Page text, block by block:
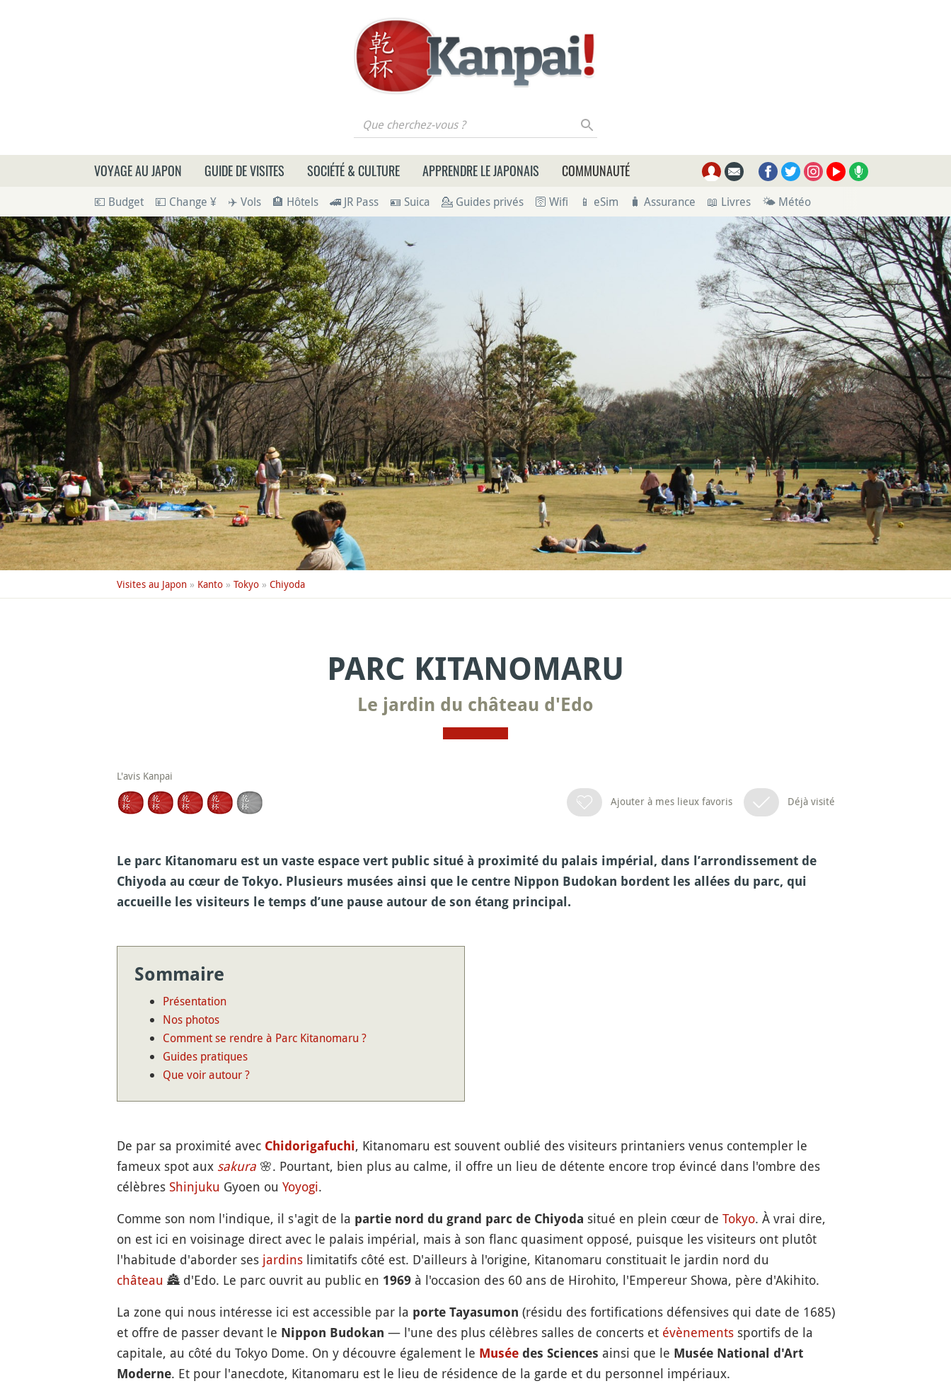
Que cherchez-vous ?
VOYAGE AU JAPON GUIDE DE VISITES SOCIÉTÉ & CULTURE APPRENDRE LE JAPONAIS COMMUNAUTÉ
💶 Budget 💴 Change ¥ ✈️ Vols 🏨 Hôtels 🚄 JR Pass 🪪 Suica 💁 Guides privés 🛜 Wifi 📱 eSim 🧳 Assurance 📖 Livres 🌤 Météo
Visites au Japon» Kanto» Tokyo» Chiyoda
PARC KITANOMARU
Le jardin du château d'Edo
L'avis Kanpai
Ajouter à mes lieux favoris
Déjà visité
Le parc Kitanomaru est un vaste espace vert public situé à proximité du palais impérial, dans l’arrondissement de
Chiyoda au cœur de Tokyo. Plusieurs musées ainsi que le centre Nippon Budokan bordent les allées du parc, qui
accueille les visiteurs le temps d’une pause autour de son étang principal.
Sommaire
Présentation
Nos photos
Comment se rendre à Parc Kitanomaru ?
Guides pratiques
Que voir autour ?
De par sa proximité avec Chidorigafuchi, Kitanomaru est souvent oublié des visiteurs printaniers venus contempler le
fameux spot aux sakura 🌸. Pourtant, bien plus au calme, il offre un lieu de détente encore trop évincé dans l'ombre des
célèbres Shinjuku Gyoen ou Yoyogi.
Comme son nom l'indique, il s'agit de la partie nord du grand parc de Chiyoda situé en plein cœur de Tokyo. À vrai dire,
on est ici en voisinage direct avec le palais impérial, mais à son flanc quasiment opposé, puisque les visiteurs ont plutôt
l'habitude d'aborder ses jardinslimitatifs côté est. D'ailleurs à l'origine, Kitanomaru constituait le jardin nord du
château 🏯d'Edo. Le parc ouvrit au public en 1969à l'occasion des 60 ans de Hirohito, l'Empereur Showa, père d'Akihito.
La zone qui nous intéresse ici est accessible par la porte Tayasumon (résidu des fortifications défensives qui date de 1685)
et offre de passer devant le Nippon Budokan — l'une des plus célèbres salles de concerts et évènementssportifs de la
capitale, au côté du Tokyo Dome. On y découvre également le Muséedes Sciences ainsi que le Musée National d'Art
Moderne. Et pour l'anecdote, Kitanomaru est le lieu de résidence de la garde et du personnel impériaux.